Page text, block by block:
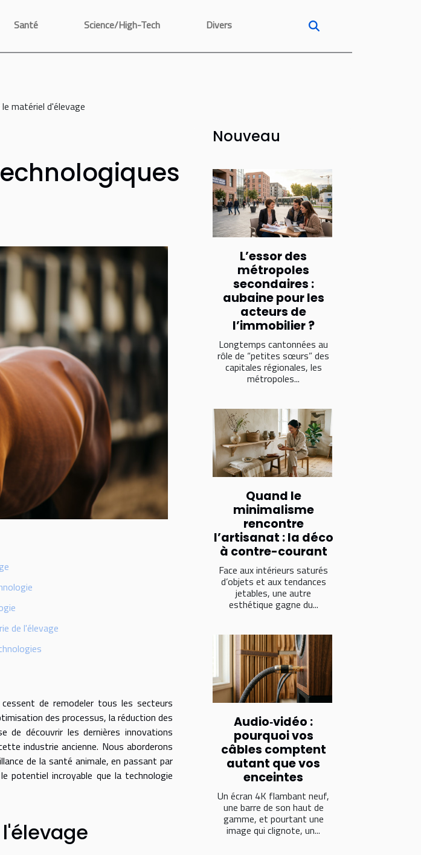
Santé Science/High-Tech Divers
matériel d'élevage
de l'élevage
de remodeler tous les secteurs
des processus, la réduction des
de découvrir les dernières innovations
industrie ancienne. Nous aborderons
de la santé animale, en passant par
potentiel incroyable que la technologie
Nouveau
L’essor des
métropoles
secondaires :
aubaine pour les
acteurs de
l’immobilier ?
Longtemps cantonnées au
rôle de “petites sœurs” des
capitales régionales, les
métropoles...
Quand le
minimalisme
rencontre
l’artisanat : la déco
à contre-courant
Face aux intérieurs saturés
d’objets et aux tendances
jetables, une autre
esthétique gagne du...
Audio‑vidéo :
pourquoi vos
câbles comptent
autant que vos
enceintes
Un écran 4K flambant neuf,
une barre de son haut de
gamme, et pourtant une
image qui clignote, un...